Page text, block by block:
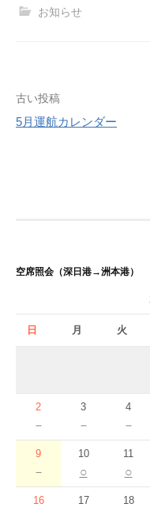
お知らせ
投
稿
シ
ン
古い投稿
5月運航カレンダー
空席照会（深日港→洲本港）
日 月 火
2
－
3
－
4
－
9
－
10
○
11
○
16 17 18